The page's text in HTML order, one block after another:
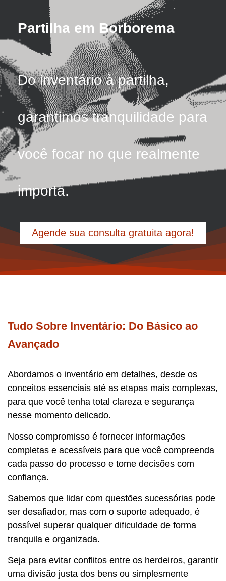
Partilha em Borborema
Do inventário à partilha,
garantimos tranquilidade para
você focar no que realmente
importa.
Agende sua consulta gratuita agora!
Tudo Sobre Inventário: Do Básico ao
Avançado
Abordamos o inventário em detalhes, desde os
conceitos essenciais até as etapas mais complexas,
para que você tenha total clareza e segurança
nesse momento delicado.
Nosso compromisso é fornecer informações
completas e acessíveis para que você compreenda
cada passo do processo e tome decisões com
confiança.
Sabemos que lidar com questões sucessórias pode
ser desafiador, mas com o suporte adequado, é
possível superar qualquer dificuldade de forma
tranquila e organizada.
Seja para evitar conflitos entre os herdeiros, garantir
uma divisão justa dos bens ou simplesmente